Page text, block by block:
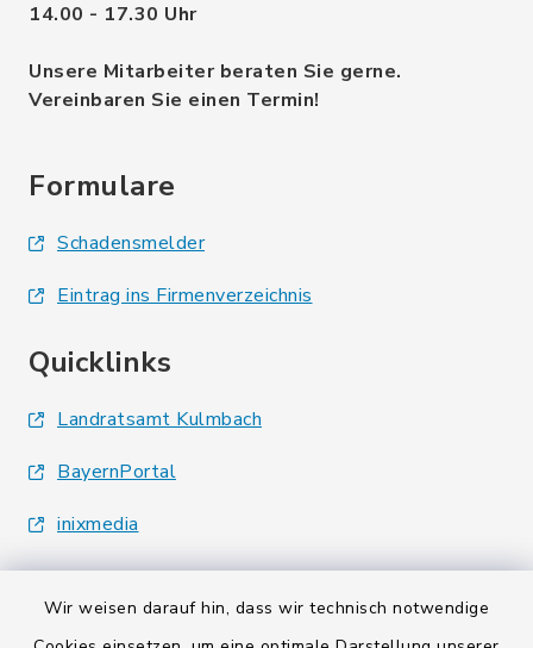
Wir weisen darauf hin, dass wir technisch notwendige
14.00 - 17.30 Uhr
Unsere Mitarbeiter beraten Sie gerne.
Vereinbaren Sie einen Termin!
Formulare
Schadensmelder
Eintrag ins Firmenverzeichnis
Quicklinks
Landratsamt Kulmbach
BayernPortal
inixmedia